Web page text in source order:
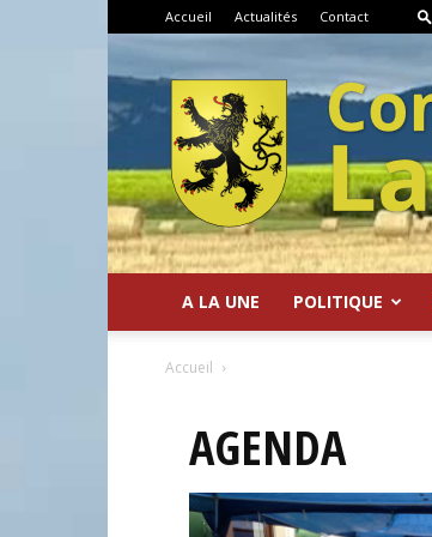
Accueil Actualités Contact
A LA UNE POLITIQUE
Accueil
AGENDA